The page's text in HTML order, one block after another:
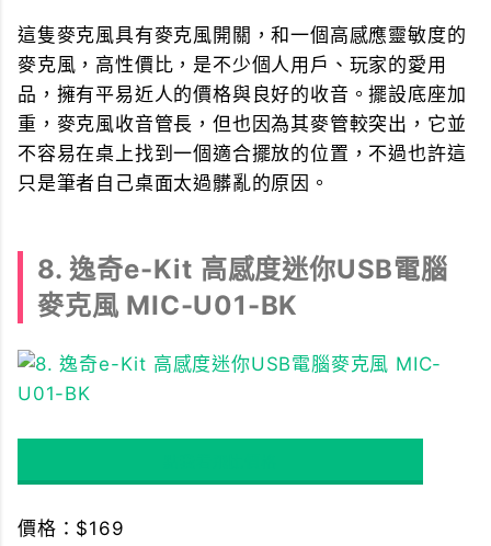
這隻麥克風具有麥克風開關，和一個高感應靈敏度的
麥克風，高性價比，是不少個人用戶、玩家的愛用
品，擁有平易近人的價格與良好的收音。擺設底座加
重，麥克風收音管長，但也因為其麥管較突出，它並
不容易在桌上找到一個適合擺放的位置，不過也許這
只是筆者自己桌面太過髒亂的原因。
8. 逸奇e-Kit 高感度迷你USB電腦
麥克風 MIC-U01-BK
價格：$169